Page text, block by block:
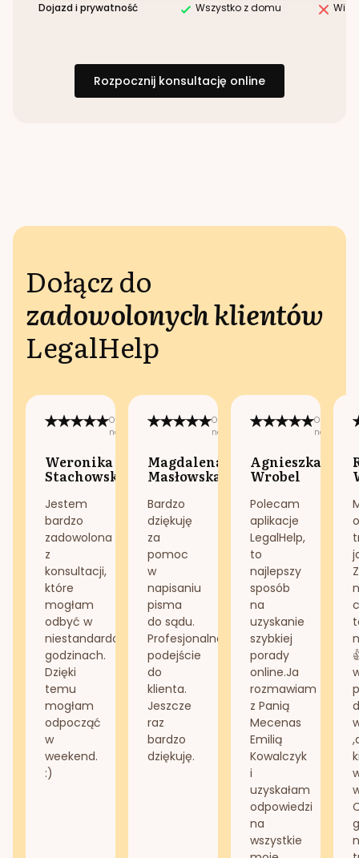
Dojazd i prywatność Wszystko z domu
Rozpocznij konsultację online
Dołącz do
zadowolonych klientów
LegalHelp
Opublikowano
na:
Weronika
Stachowska
Jestem
bardzo
zadowolona
z
konsultacji,
które
mogłam
odbyć w
niestandardowych
godzinach.
Dzięki
temu
mogłam
odpocząć
w
weekend.
:)
Opublikowano
na:
Magdalena
Masłowska
Bardzo
dziękuję
za
pomoc
w
napisaniu
pisma
do sądu.
Profesjonalne
podejście
do
klienta.
Jeszcze
raz
bardzo
dziękuję.
na:
Agnieszka
Wrobel
Polecam
aplikacje
LegalHelp,
to
najlepszy
sposób
na
uzyskanie
szybkiej
porady
online.Ja
rozmawiam
z Panią
Mecenas
Emilią
Kowalczyk
i
uzyskałam
odpowiedzi
na
wszystkie